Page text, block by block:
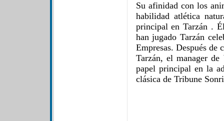
Su afinidad con los
habilidad atlética
principal en Tarzán .
han jugado Tarzán
Empresas. Después de
Tarzán, el manager
papel principal en la
clásica de Tribune